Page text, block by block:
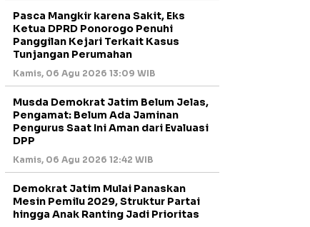
Pasca Mangkir karena Sakit, Eks
Ketua DPRD Ponorogo Penuhi
Panggilan Kejari Terkait Kasus
Tunjangan Perumahan
Kamis, 06 Agu 2026 13:09 WIB
Musda Demokrat Jatim Belum Jelas,
Pengamat: Belum Ada Jaminan
Pengurus Saat Ini Aman dari Evaluasi
DPP
Kamis, 06 Agu 2026 12:42 WIB
Demokrat Jatim Mulai Panaskan
Mesin Pemilu 2029, Struktur Partai
hingga Anak Ranting Jadi Prioritas